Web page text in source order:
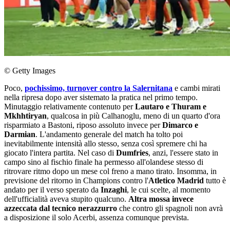
© Getty Images
Poco, pochissimo, turnover contro la Salernitana e cambi mirati
nella ripresa dopo aver sistemato la pratica nel primo tempo.
Minutaggio relativamente contenuto perLautaro e Thuram e
Mkhhtiryan, qualcosa in più Calhanoglu, meno di un quarto d'ora
risparmiato a Bastoni, riposo assoluto invece perDimarco e
Darmian. L'andamento generale del match ha tolto poi
inevitabilmente intensità allo stesso, senza così spremere chi ha
giocato l'intera partita. Nel caso di Dumfries, anzi, l'essere stato in
campo sino al fischio finale ha permesso all'olandese stesso di
ritrovare ritmo dopo un mese col freno a mano tirato. Insomma, in
previsione del ritorno in Champions contro l'Atletico Madrid tutto è
andato per il verso sperato da Inzaghi, le cui scelte, al momento
dell'ufficialità aveva stupito qualcuno. Altra mossa invece
azzeccata dal tecnico nerazzurro che contro gli spagnoli non avrà
a disposizione il solo Acerbi, assenza comunque prevista.